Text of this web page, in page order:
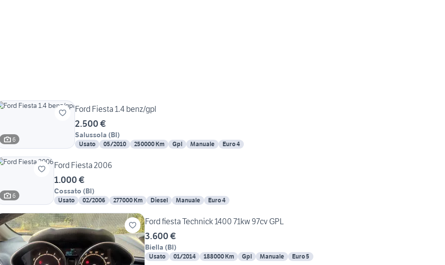
6
Ford Fiesta 1.4 benz/gpl
2.500 €
Salussola (BI)
Usato 05/2010 250000 Km Gpl Manuale Euro 4
6
Ford Fiesta 2006
1.000 €
Cossato (BI)
Usato 02/2006 277000 Km Diesel Manuale Euro 4
Ford fiesta Technick 1400 71kw 97cv GPL
3.600 €
Biella (BI)
Usato 01/2014 188000 Km Gpl Manuale Euro 5